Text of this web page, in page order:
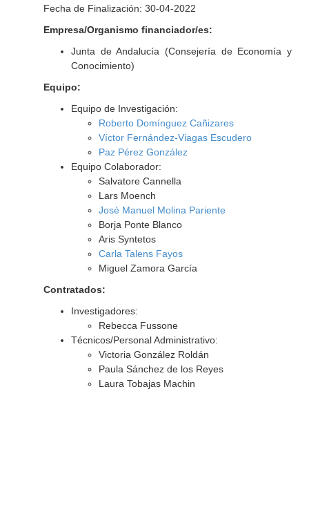
Fecha de Finalización: 30-04-2022
Empresa/Organismo financiador/es:
Junta de Andalucía (Consejería de Economía y
Conocimiento)
Equipo:
Equipo de Investigación:
Roberto Domínguez Cañizares
Víctor Fernández-Viagas Escudero
Paz Pérez González
Equipo Colaborador:
Salvatore Cannella
Lars Moench
José Manuel Molina Pariente
Borja Ponte Blanco
Aris Syntetos
Carla Talens Fayos
Miguel Zamora García
Contratados:
Investigadores:
Rebecca Fussone
Técnicos/Personal Administrativo:
Victoria González Roldán
Paula Sánchez de los Reyes
Laura Tobajas Machin